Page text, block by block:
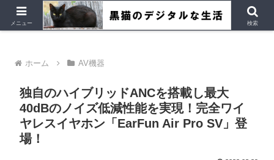
デジタルデバイス、Ubuntu など
ホーム AV機器
独自のハイブリッドANCを搭載し最大
40dBのノイズ低減性能を実現！完全ワイ
ヤレスイヤホン「EarFun Air Pro SV」登
場！
メニュー 検索